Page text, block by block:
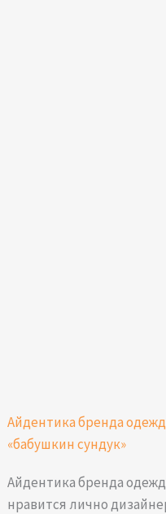
Айдентика бренда
«бабушкин сундук»
Айдентика бренда
нравится лично